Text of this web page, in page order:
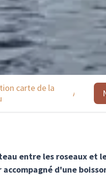
carte de la
entre les roseaux et
d'une